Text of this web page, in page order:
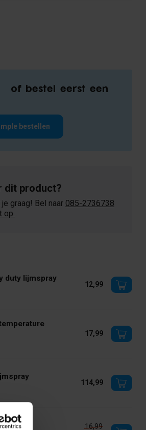
bestel eerst een
bestellen
dit product?
graag! Bel naar 085-2736738
op .
duty lijmspray
12,99
17,99
114,99
16,99